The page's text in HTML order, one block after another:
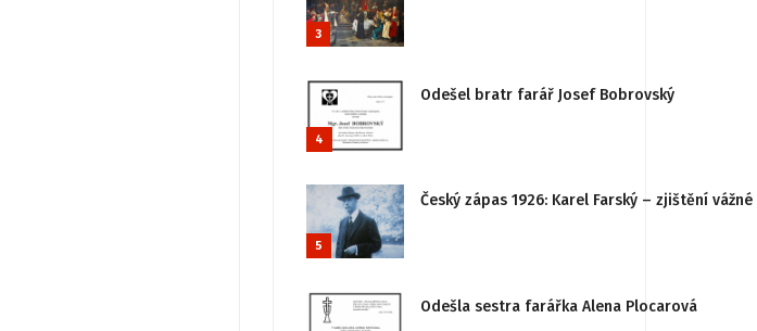
3
4
Odešel bratr farář Josef Bobrovský
5
Český zápas 1926: Karel Farský – zjištění
Odešla sestra farářka Alena Plocarová